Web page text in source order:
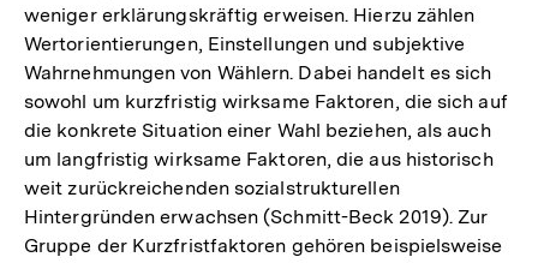
weniger erklärungskräftig erweisen. Hierzu zählen
Wertorientierungen, Einstellungen und subjektive
Wahrnehmungen von Wählern. Dabei handelt es sich
sowohl um kurzfristig wirksame Faktoren, die sich auf
die konkrete Situation einer Wahl beziehen, als auch
um langfristig wirksame Faktoren, die aus historisch
weit zurückreichenden sozialstrukturellen
Hintergründen erwachsen (Schmitt-Beck 2019). Zur
Gruppe der Kurzfristfaktoren gehören beispielsweise